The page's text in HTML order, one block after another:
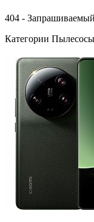
404 -
Категории